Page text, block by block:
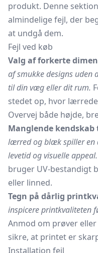
produkt. Denne
almindelige fejl, der
at undgå dem.
Fejl ved køb
Valg af forkerte
af smukke designs uden
til din væg eller dit rum.
stedet op, hvor
Overvej både højde,
Manglende
lærred og blæk spiller en
levetid og visuelle appeal.
bruger UV-bestandigt
eller linned.
Tegn på dårlig
inspicere printkvaliteten
Anmod om prøver
sikre, at printet er
Installation fejl